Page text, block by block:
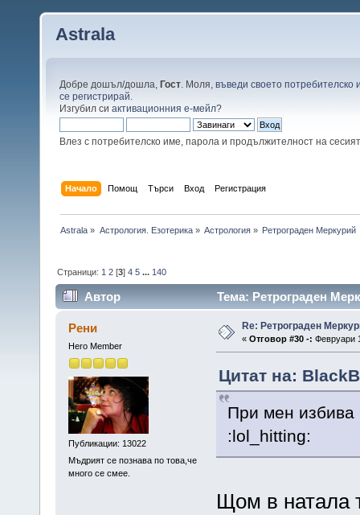
Astrala
Добре дошъл/дошла, Гост . Моля, въведи своето потребителско
се регистрирай
Изгубил си активационния е-мейл?
Влез с потребителско име, парола и продължителност на
Начало Помощ Търси Вход Регистрация
Astrala » Астрология. Езотерика» Астрология» Ретрограден Меркурий
Страници: 1 2 [3]4 5 ... 140
Автор Тема: Ретрограден
Рени
Hero Member
Публикации: 13022
Мъдрият се познава по това,че
много се смее.
Re: Ретрограден
« Отговор #30 -: Февруари
Цитат на:
При мен
:lol_hitting:
Щом в натала